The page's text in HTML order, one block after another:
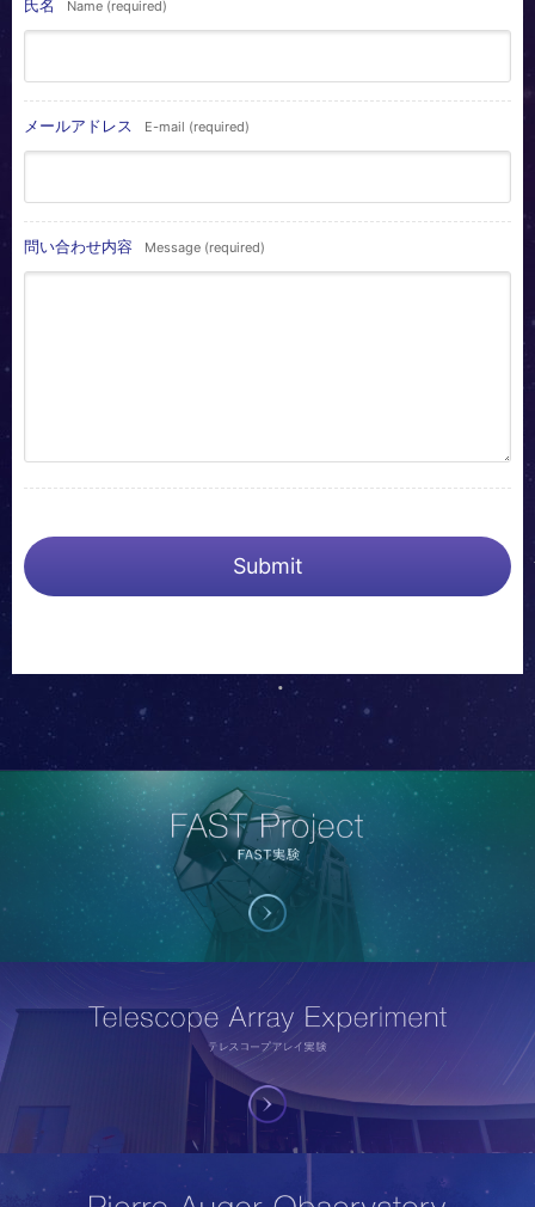
氏名 Name (required)
メールアドレス E-mail (required)
問い合わせ内容 Message (required)
Submit